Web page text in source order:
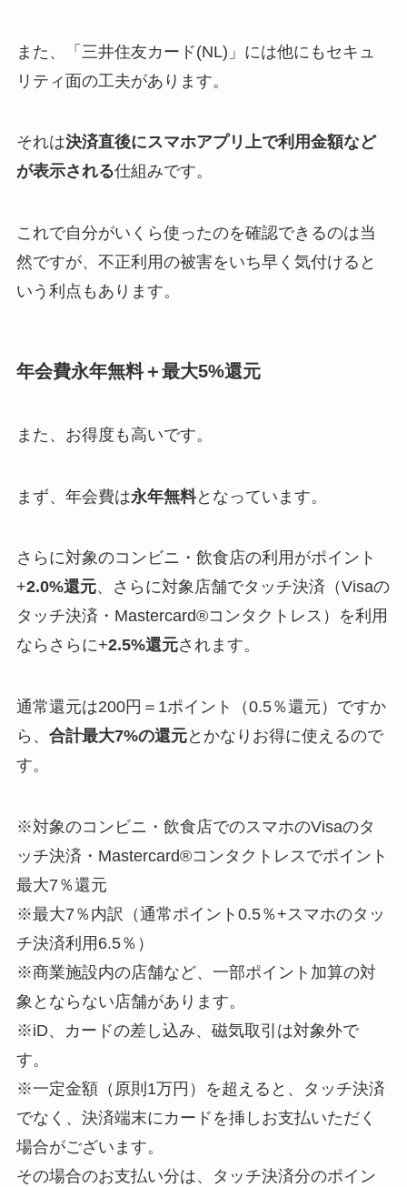
また、「三井住友カード(NL)」には他にもセキュ
リティ面の工夫があります。
それは決済直後にスマホアプリ上で利用金額など
が表示される仕組みです。
これで自分がいくら使ったのを確認できるのは当
然ですが、不正利用の被害をいち早く気付けると
いう利点もあります。
年会費永年無料＋最大5%還元
また、お得度も高いです。
まず、年会費は永年無料となっています。
さらに対象のコンビニ・飲食店の利用がポイント
+2.0%還元、さらに対象店舗でタッチ決済（Visaの
タッチ決済・Mastercard®コンタクトレス）を利用
ならさらに+2.5%還元されます。
通常還元は200円＝1ポイント（0.5％還元）ですか
ら、 合計最大7%の還元とかなりお得に使えるので
す。
※対象のコンビニ・飲食店でのスマホのVisaのタ
ッチ決済・Mastercard®コンタクトレスでポイント
最大7％還元
※最大7％内訳（通常ポイント0.5％+スマホのタッ
チ決済利用6.5％）
※商業施設内の店舗など、一部ポイント加算の対
象とならない店舗があります。
※iD、カードの差し込み、磁気取引は対象外で
す。
※一定金額（原則1万円）を超えると、タッチ決済
でなく、決済端末にカードを挿しお支払いただく
場合がございます。
その場合のお支払い分は、タッチ決済分のポイン